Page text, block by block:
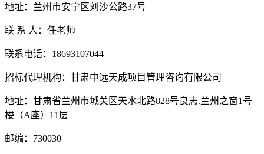
地址：兰州市安宁区刘沙公路37号
联 系 人：任老师
联系电话： 18693107044
招标代理机构：甘肃中远天成项目管理咨询有限公司
地址：甘肃省兰州市城关区天水北路828号良志.兰州之窗1号
楼（A座）11层
邮编： 730030